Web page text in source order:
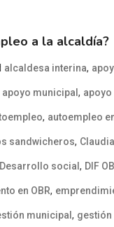
a la alcaldía?
alcaldesa interina,
apoyo municipal ,
, autoempleo
sandwicheros,
Desarrollo social , DIF
en OBR,
municipal , gestión